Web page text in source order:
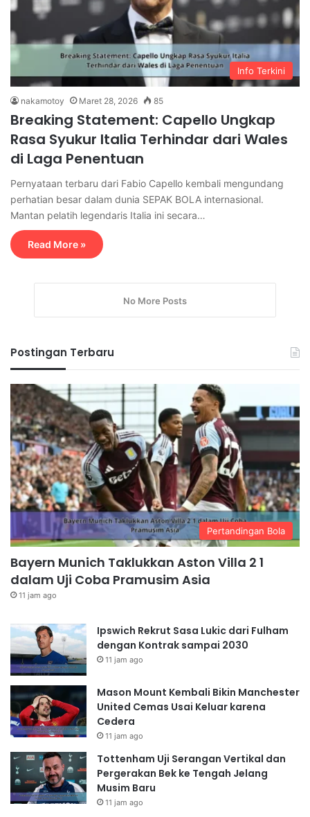
Info Terkini
nakamotoy Maret 28, 2026 85
Breaking Statement: Capello Ungkap
Rasa Syukur Italia Terhindar dari Wales
di Laga Penentuan
Pernyataan terbaru dari Fabio Capello kembali mengundang
perhatian besar dalam dunia SEPAK BOLA internasional.
Mantan pelatih legendaris Italia ini secara…
Read More »
No More Posts
Postingan Terbaru
Pertandingan Bola
Bayern Munich Taklukkan Aston Villa 2 1
dalam Uji Coba Pramusim Asia
11 jam ago
Ipswich Rekrut Sasa Lukic dari Fulham
dengan Kontrak sampai 2030
11 jam ago
Mason Mount Kembali Bikin Manchester
United Cemas Usai Keluar karena
Cedera
11 jam ago
Tottenham Uji Serangan Vertikal dan
Pergerakan Bek ke Tengah Jelang
Musim Baru
11 jam ago